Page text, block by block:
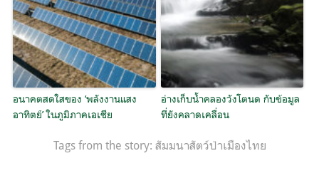
อนาคตสดใสของ ‘พลังงานแสง
อาทิตย์’ ในภูมิภาคเอเชีย
อ่างเก็บน้ำคลองวังโตนด กับข้อมูล
ที่ยังคลาดเคลื่อน
Tags from the story: สัมมนาสัตว์ป่าเมืองไทย